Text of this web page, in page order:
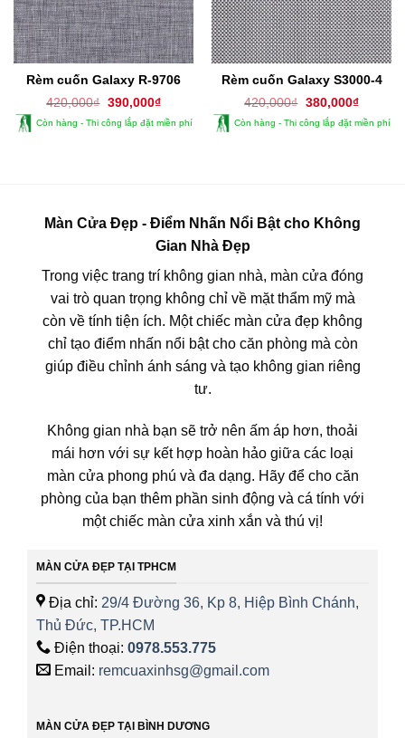
Rèm cuốn Galaxy R-9706
420,000₫ Giá
là:
390,000₫Giá
tại
Còn hàng - Thi công lắp đặt miền phí
Rèm cuốn Galaxy S3000-4
420,000₫ Giá
là:
380,000₫Giá
tại
Còn hàng - Thi công lắp đặt miền phí
Màn Cửa Đẹp - Điểm Nhấn Nổi Bật cho Không
Gian Nhà Đẹp
Trong việc trang trí không gian nhà, màn cửa đóng
vai trò quan trọng không chỉ về mặt thẩm mỹ mà
còn về tính tiện ích. Một chiếc màn cửa đẹp không
chỉ tạo điểm nhấn nổi bật cho căn phòng mà còn
giúp điều chỉnh ánh sáng và tạo không gian riêng
tư.
Không gian nhà bạn sẽ trở nên ấm áp hơn, thoải
mái hơn với sự kết hợp hoàn hảo giữa các loại
màn cửa phong phú và đa dạng. Hãy để cho căn
phòng của bạn thêm phần sinh động và cá tính với
một chiếc màn cửa xinh xắn và thú vị!
MÀN CỬA ĐẸP TẠI TPHCM
Địa chỉ: 29/4 Đường 36, Kp 8, Hiệp Bình Chánh,
Thủ Đức, TP.HCM
Điện thoại: 0978.553.775
Email: remcuaxinhsg@gmail.com
MÀN CỬA ĐẸP TẠI BÌNH DƯƠNG